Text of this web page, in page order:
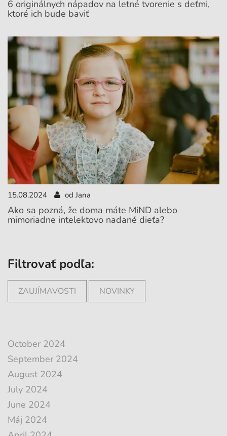
6 originálnych nápadov na letné tvorenie s deťmi,
ktoré ich bude baviť
15.08.2024 od Jana
Ako sa pozná, že doma máte MiND alebo
mimoriadne intelektovo nadané dieťa?
Filtrovať podľa:
ZAUJÍMAVOSTI NOVINKY
October 2024
September 2024
August 2024
July 2024
June 2024
Máj 2024